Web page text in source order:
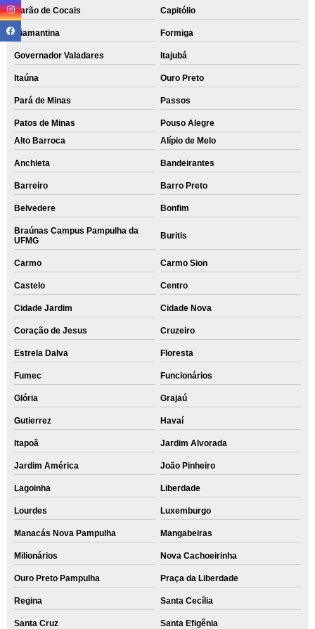
Barão de Cocais Capitólio
Diamantina Formiga
Governador Valadares Itajubá
Itaúna Ouro Preto
Pará de Minas Passos
Patos de Minas
Pouso Alegre
Alto Barroca
Alípio de Melo
Anchieta Bandeirantes
Barreiro Barro Preto
Belvedere Bonfim
Braúnas Campus Pampulha da
UFMG
Buritis
Carmo Carmo Sion
Castelo Centro
Cidade Jardim Cidade Nova
Coração de Jesus Cruzeiro
Estrela Dalva Floresta
Fumec Funcionários
Glória Grajaú
Gutierrez Havaí
Itapoã Jardim Alvorada
Jardim América João Pinheiro
Lagoinha Liberdade
Lourdes Luxemburgo
Manacás Nova Pampulha Mangabeiras
Milionários Nova Cachoeirinha
Ouro Preto Pampulha Praça da Liberdade
Regina Santa Cecília
Santa Cruz Santa Efigênia